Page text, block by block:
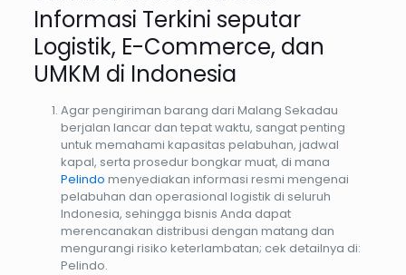
Informasi Terkini seputar
Logistik, E-Commerce, dan
UMKM di Indonesia
Agar pengiriman barang dari Malang Sekadau
berjalan lancar dan tepat waktu, sangat penting
untuk memahami kapasitas pelabuhan, jadwal
kapal, serta prosedur bongkar muat, di mana
Pelindo menyediakan informasi resmi mengenai
pelabuhan dan operasional logistik di seluruh
Indonesia, sehingga bisnis Anda dapat
merencanakan distribusi dengan matang dan
mengurangi risiko keterlambatan; cek detailnya di:
Pelindo.